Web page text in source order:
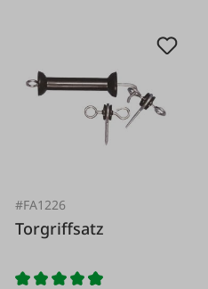
#FA1226
Torgriffsatz